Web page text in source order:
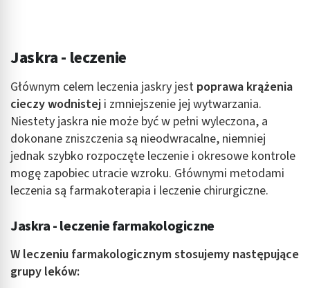
Jaskra - leczenie
Głównym celem leczenia jaskry jest poprawa krążenia
cieczy wodnistej i zmniejszenie jej wytwarzania.
Niestety jaskra nie może być w pełni wyleczona, a
dokonane zniszczenia są nieodwracalne, niemniej
jednak szybko rozpoczęte leczenie i okresowe kontrole
mogę zapobiec utracie wzroku. Głównymi metodami
leczenia są farmakoterapia i leczenie chirurgiczne.
Jaskra - leczenie farmakologiczne
W leczeniu farmakologicznym stosujemy następujące
grupy leków: